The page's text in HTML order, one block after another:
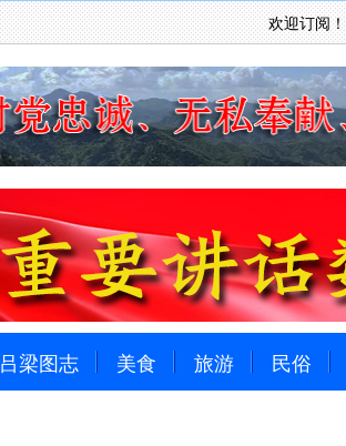
欢迎订阅！
吕梁图志 美食 旅游 民俗